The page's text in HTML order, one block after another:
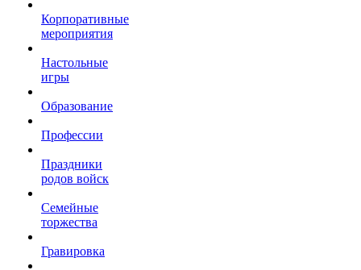
Корпоративные
мероприятия
Настольные
игры
Образование
Профессии
Праздники
родов войск
Семейные
торжества
Гравировка